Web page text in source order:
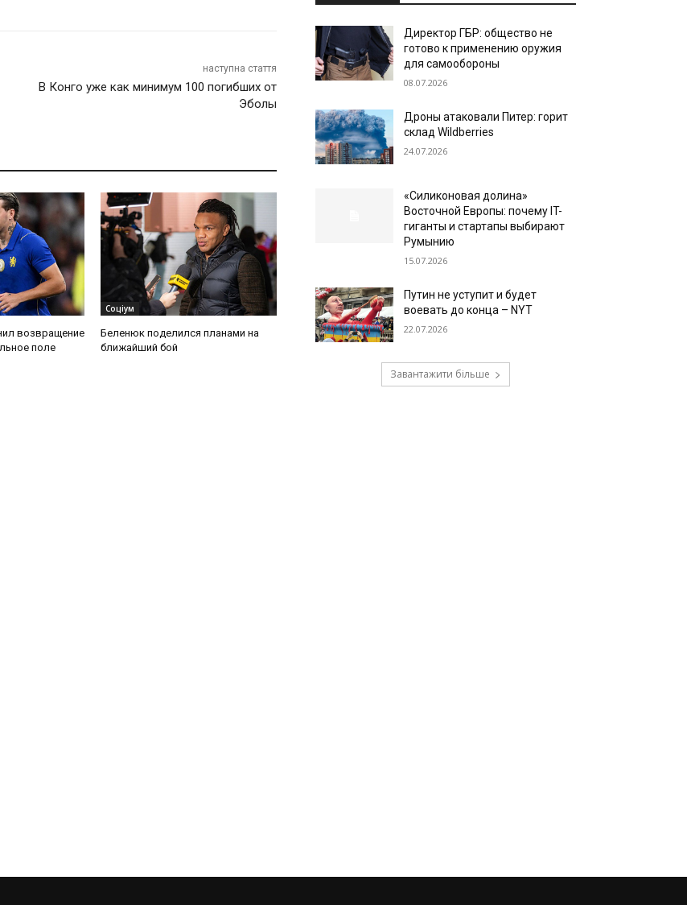
наступна стаття
В Конго уже как минимум 100 погибших от
Эболы
возвращение
поле
Соціум
Беленюк поделился планами на
ближайший бой
Директор ГБР: общество не
готово к применению оружия
для самообороны
08.07.2026
Дроны атаковали Питер: горит
склад Wildberries
24.07.2026
«Силиконовая долина»
Восточной Европы: почему IT-
гиганты и стартапы выбирают
Румынию
15.07.2026
Путин не уступит и будет
воевать до конца – NYT
22.07.2026
Завантажити більше